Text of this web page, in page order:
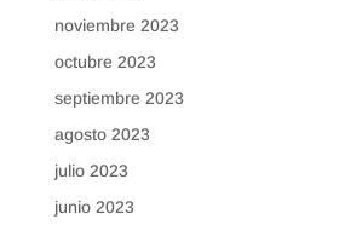
noviembre 2023
octubre 2023
septiembre 2023
agosto 2023
julio 2023
junio 2023